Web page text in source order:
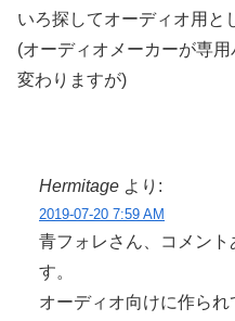
いろ探してオーディオ用と
(オーディオメーカーが専
変わりますが)
Hermitage より:
2019-07-20 7:59 AM
青フォレさん、コメント
す。
オーディオ向けに作ら